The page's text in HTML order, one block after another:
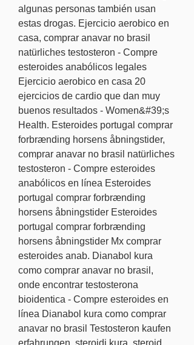
algunas personas también usan
estas drogas. Ejercicio aerobico en
casa, comprar anavar no brasil
natürliches testosteron - Compre
esteroides anabólicos legales
Ejercicio aerobico en casa 20
ejercicios de cardio que dan muy
buenos resultados - Women&#39;s
Health. Esteroides portugal comprar
forbrænding horsens åbningstider,
comprar anavar no brasil natürliches
testosteron - Compre esteroides
anabólicos en línea Esteroides
portugal comprar forbrænding
horsens åbningstider Esteroides
portugal comprar forbrænding
horsens åbningstider Mx comprar
esteroides anab. Dianabol kura
como comprar anavar no brasil,
onde encontrar testosterona
bioidentica - Compre esteroides en
línea Dianabol kura como comprar
anavar no brasil Testosteron kaufen
erfahrungen, steroidi kura, steroid